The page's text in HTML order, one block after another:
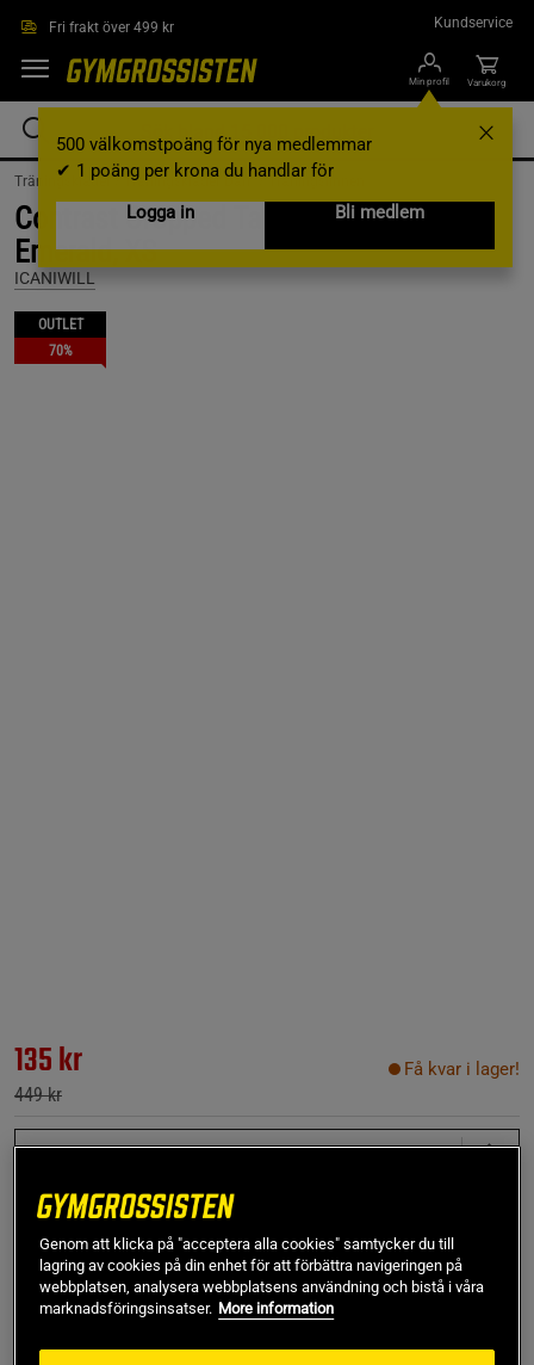
Fri frakt över 499 kr Kundservice
Min profil
500 välkomstpoäng för nya medlemmar
✔ 1 poäng per krona du handlar för
Logga in
Bli medlem
Varukorg
Träningskläder / Träningskläder Dam /Träningslinnen
Contrast Cropped Tank Top, Deep
Emerald, XS
ICANIWILL
OUTLET
70%
135 kr
449 kr
Få kvar i lager!
Lägg i varukorgen
Fri frakt över 499 kr Fri retur 14 dagars ångerrätt
Genom att klicka på "acceptera alla cookies" samtycker du till
lagring av cookies på din enhet för att förbättra navigeringen på
webbplatsen, analysera webbplatsens användning och bistå i våra
marknadsföringsinsatser. More information